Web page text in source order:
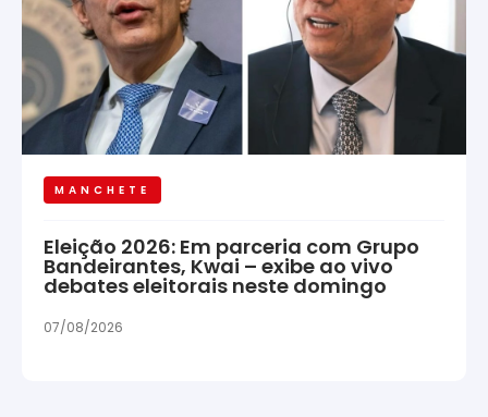
MANCHETE
Eleição 2026: Em parceria com Grupo
Bandeirantes, Kwai – exibe ao vivo
debates eleitorais neste domingo
07/08/2026